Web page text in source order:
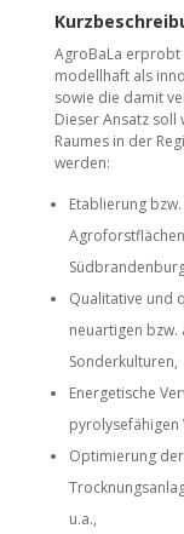
AgroBaLa
modellhaft als
sowie die damit
Dieser Ansatz soll
Raumes in der
werden:
Etablierung
Qualitative und
neuartigen
Sonderkulturen,
Energetische
pyrolysefähigen
Optimierung
u.a.,